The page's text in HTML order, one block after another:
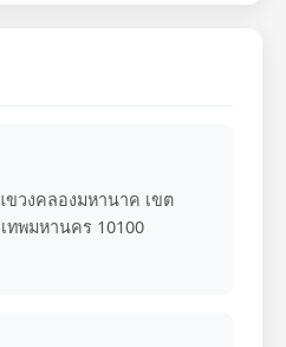
ขวงคลองมหานาค เขต
ทพมหานคร 10100